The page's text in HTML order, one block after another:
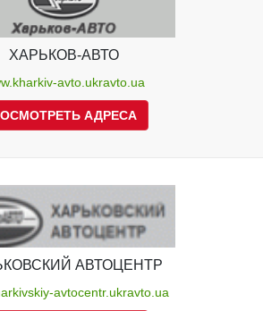
ХАРЬКОВ-АВТО
avto.ukravto.ua
АДРЕСА
АВТОЦЕНТР
avtocentr.ukravto.ua